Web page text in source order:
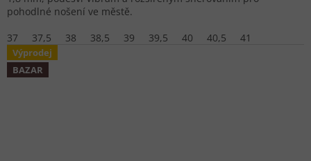
pohodlné nošení ve městě.
37
37,5 38 38,5 39 39,5 40 40,5 41
Výprodej
BAZAR